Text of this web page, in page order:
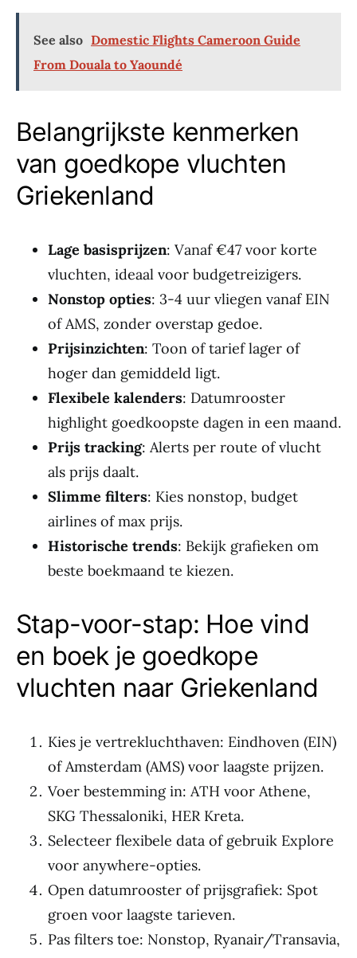
See also Domestic Flights Cameroon Guide
From Douala to Yaoundé
Belangrijkste kenmerken
van goedkope vluchten
Griekenland
Lage basisprijzen: Vanaf €47 voor korte
vluchten, ideaal voor budgetreizigers.
Nonstop opties: 3-4 uur vliegen vanaf EIN
of AMS, zonder overstap gedoe.
Prijsinzichten: Toon of tarief lager of
hoger dan gemiddeld ligt.
Flexibele kalenders: Datumrooster
highlight goedkoopste dagen in een maand.
Prijs tracking: Alerts per route of vlucht
als prijs daalt.
Slimme filters: Kies nonstop, budget
airlines of max prijs.
Historische trends: Bekijk grafieken om
beste boekmaand te kiezen.
Stap-voor-stap: Hoe vind
en boek je goedkope
vluchten naar Griekenland
Kies je vertrekluchthaven: Eindhoven (EIN)
of Amsterdam (AMS) voor laagste prijzen.
Voer bestemming in: ATH voor Athene,
SKG Thessaloniki, HER Kreta.
Selecteer flexibele data of gebruik Explore
voor anywhere-opties.
Open datumrooster of prijsgrafiek: Spot
groen voor laagste tarieven.
Pas filters toe: Nonstop, Ryanair/Transavia,